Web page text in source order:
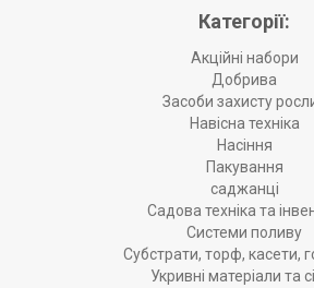
Категорії:
Акційні набори
Добрива
Засоби захисту
Навісна техніка
Насіння
Пакування
саджанці
Садова техніка та
Системи поливу
Субстрати, торф, касети,
Укривні матеріали та